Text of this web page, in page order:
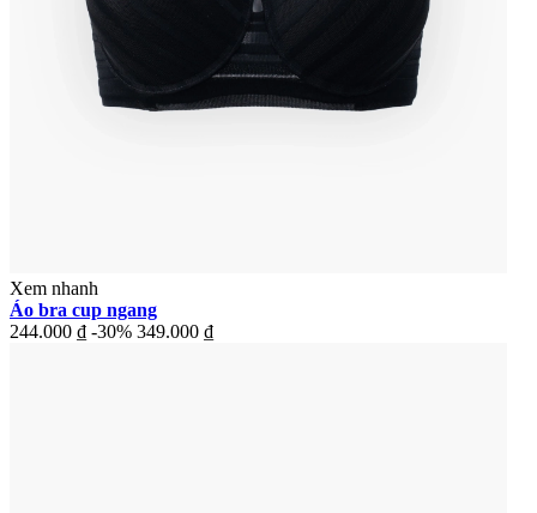
Xem nhanh
Áo bra cup ngang
244.000 ₫ -30% 349.000 ₫